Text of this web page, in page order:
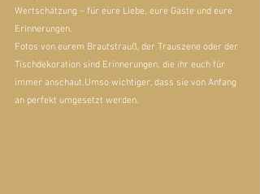
Wertschätzung – für eure Liebe, eure Gäste und eure
Erinnerungen.
Fotos von eurem Brautstrauß, der Trauszene oder der
Tischdekoration sind Erinnerungen, die ihr euch für
immer anschaut.Umso wichtiger, dass sie von Anfang
an perfekt umgesetzt werden.